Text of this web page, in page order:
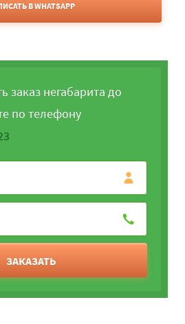
В WHATSAPP
заказ негабарита до
по телефону
ЗАКАЗАТЬ